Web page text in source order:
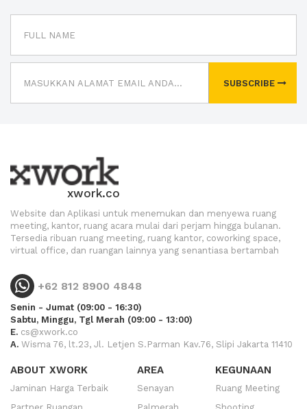
SUBSCRIBE
xwork.co
Website dan Aplikasi untuk menemukan dan menyewa ruang
meeting, kantor, ruang acara mulai dari perjam hingga bulanan.
Tersedia ribuan ruang meeting, ruang kantor, coworking space,
virtual office, dan ruangan lainnya yang senantiasa bertambah
+62 812 8900 4848
Senin - Jumat (09:00 - 16:30)
Sabtu, Minggu, Tgl Merah (09:00 - 13:00)
E. cs@xwork.co
A. Wisma 76, lt.23, Jl. Letjen S.Parman Kav.76, Slipi Jakarta 11410
ABOUT XWORK
Jaminan Harga Terbaik
AREA
Senayan
KEGUNAAN
Ruang Meeting